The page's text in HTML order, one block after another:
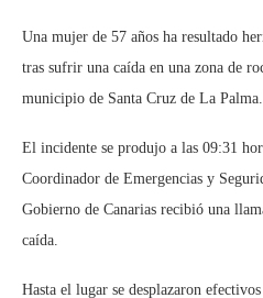
Una mujer de 57 años ha resultado
tras sufrir una caída en una zona de
municipio de Santa Cruz de La Palma.
El incidente se produjo a las 09:31
Coordinador de Emergencias y
Gobierno de Canarias recibió una
caída.
Hasta el lugar se desplazaron